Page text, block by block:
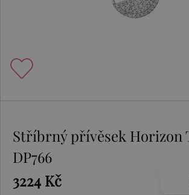
Stříbrný přívěsek Horizon
DP766
3224 Kč